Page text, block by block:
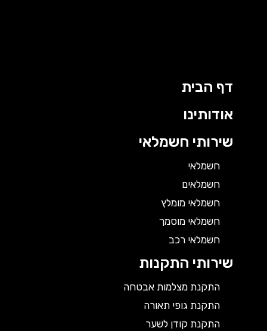
דף הבית
אודותינו
שירותי חשמלאי
חשמלאי
חשמלאים
חשמלאי מומלץ
חשמלאי מוסמך
חשמלאי רכב
שירותי התקנות
התקנת מצלמות אבטחה
התקנת גופי תאורה
התקנת קודן לשער